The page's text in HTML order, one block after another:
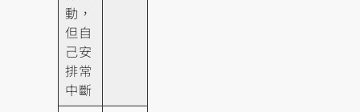
動，
但自
己安
排常
中斷